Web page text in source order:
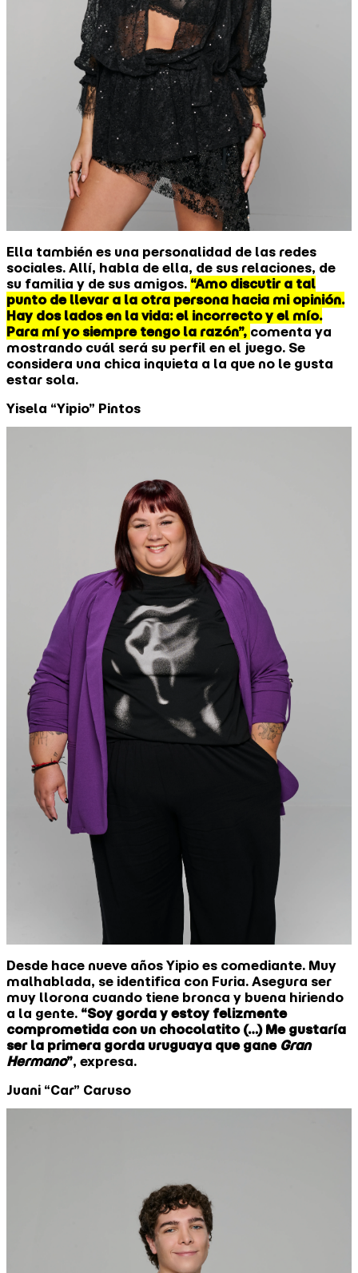
Ella también es una personalidad de las redes
sociales. Allí, habla de ella, de sus relaciones, de
su familia y de sus amigos. “Amo discutir a tal
punto de llevar a la otra persona hacia mi opinión.
Hay dos lados en la vida: el incorrecto y el mío.
Para mí yo siempre tengo la razón”, comenta ya
mostrando cuál será su perfil en el juego. Se
considera una chica inquieta a la que no le gusta
estar sola.
Yisela “Yipio” Pintos
Desde hace nueve años Yipio es comediante. Muy
malhablada, se identifica con Furia. Asegura ser
muy llorona cuando tiene bronca y buena hiriendo
a la gente. “Soy gorda y estoy felizmente
comprometida con un chocolatito (…) Me gustaría
ser la primera gorda uruguaya que gane Gran
Hermano”, expresa.
Juani “Car” Caruso